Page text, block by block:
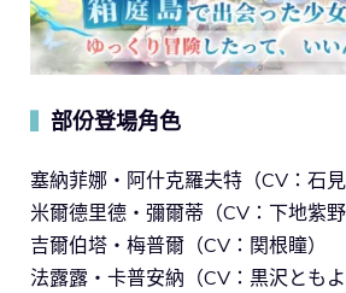
部份登場角色
塞納菲娜・阿什克羅夫特（CV：石見
米爾德里德・彌爾蒂（CV：下地紫野
吉爾伯塔・梅普爾（CV：関根瞳）
法露露・卡普安納（CV：黒沢ともよ